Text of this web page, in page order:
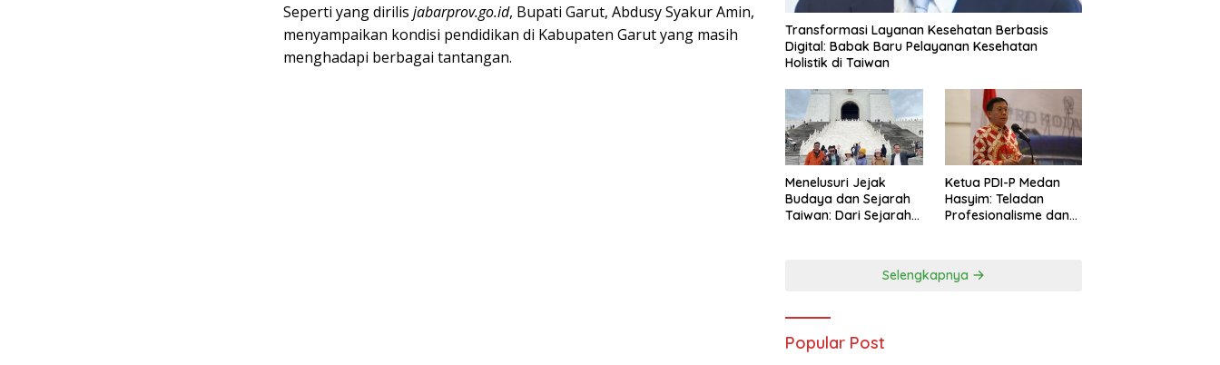
Seperti yang dirilis jabarprov.go.id, Bupati Garut, Abdusy Syakur Amin,
menyampaikan kondisi pendidikan di Kabupaten Garut yang masih
menghadapi berbagai tantangan.
Transformasi Layanan Kesehatan Berbasis
Digital: Babak Baru Pelayanan Kesehatan
Holistik di Taiwan
Menelusuri Jejak
Budaya dan Sejarah
Taiwan: Dari Sejarah
Sejarah Chiang Kai-
Ketua PDI-P Medan
Hasyim: Teladan
Profesionalisme dan
Selengkapnya
Popular Post